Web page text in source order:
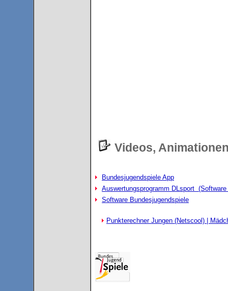
Videos,
Bundesjugendspiele App
Auswertungsprogramm DLsport
Software Bundesjugendspiele
Punkterechner Jungen (Netscool) |